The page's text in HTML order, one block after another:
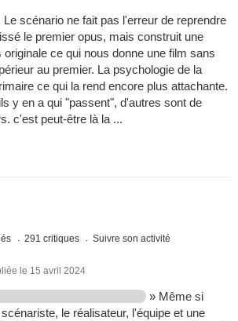
scénario ne fait pas l'erreur de reprendre
le premier opus, mais construit une
ce qui nous donne une film sans
au premier. La psychologie de la
ce qui la rend encore plus attachante.
y en a qui "passent", d'autres sont de
c'est peut-être là la ...
291 critiques Suivre son activité
le 15 avril 2024
» Même si
le réalisateur, l'équipe et une